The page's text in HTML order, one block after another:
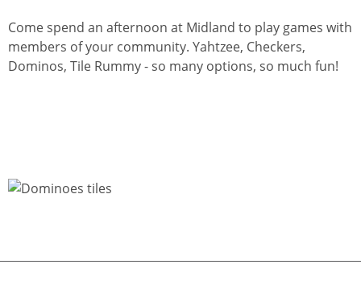
Come spend an afternoon at Midland to play games with
members of your community. Yahtzee, Checkers,
Dominos, Tile Rummy - so many options, so much fun!